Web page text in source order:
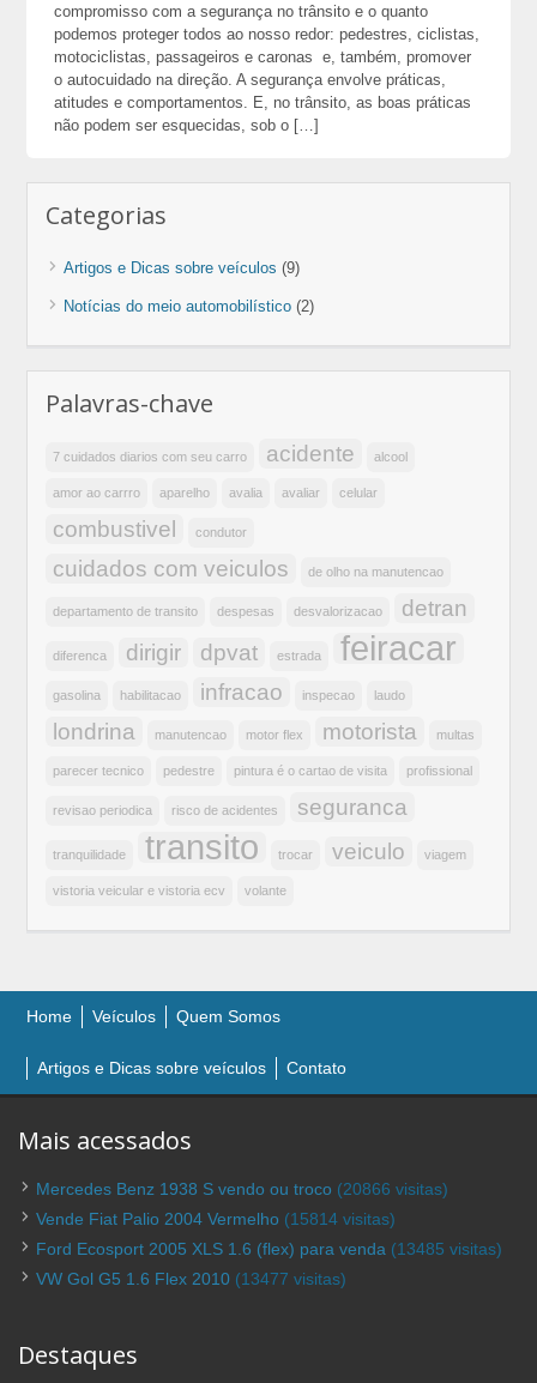
compromisso com a segurança no trânsito e o quanto
podemos proteger todos ao nosso redor: pedestres, ciclistas,
motociclistas, passageiros e caronas e, também, promover
o autocuidado na direção. A segurança envolve práticas,
atitudes e comportamentos. E, no trânsito, as boas práticas
não podem ser esquecidas, sob o […]
Categorias
Artigos e Dicas sobre veículos (9)
Notícias do meio automobilístico (2)
Palavras-chave
7 cuidados diarios com seu carro acidente alcool
amor ao carrro aparelho avalia avaliar celular
combustivel condutor
cuidados com veiculos de olho na manutencao
departamento de transito despesas desvalorizacao detran
diferenca dirigir dpvat estrada feiracar
gasolina habilitacao infracao inspecao laudo
londrina manutencao motor flex motorista multas
parecer tecnico pedestre pintura é o cartao de visita profissional
revisao periodica risco de acidentes seguranca
tranquilidade transito trocar veiculo viagem
vistoria veicular e vistoria ecv volante
Home Veículos Quem Somos
Artigos e Dicas sobre veículos Contato
Mais acessados
Mercedes Benz 1938 S vendo ou troco (20866 visitas)
Vende Fiat Palio 2004 Vermelho (15814 visitas)
Ford Ecosport 2005 XLS 1.6 (flex) para venda (13485 visitas)
VW Gol G5 1.6 Flex 2010 (13477 visitas)
Destaques